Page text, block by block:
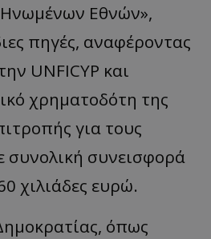
Εθνών»,
πηγές, αναφέροντας
UNFICYP και
χρηματοδότη της
για τους
συνολική συνεισφορά
χιλιάδες ευρώ.
όπως